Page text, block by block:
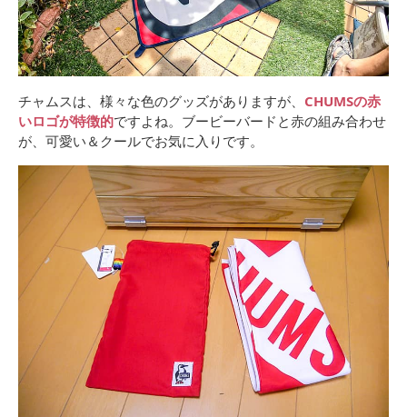
チャムスは、様々な色のグッズがありますが、 CHUMSの赤
いロゴが特徴的ですよね。ブービーバードと赤の組み合わせ
が、可愛い＆クールでお気に入りです。